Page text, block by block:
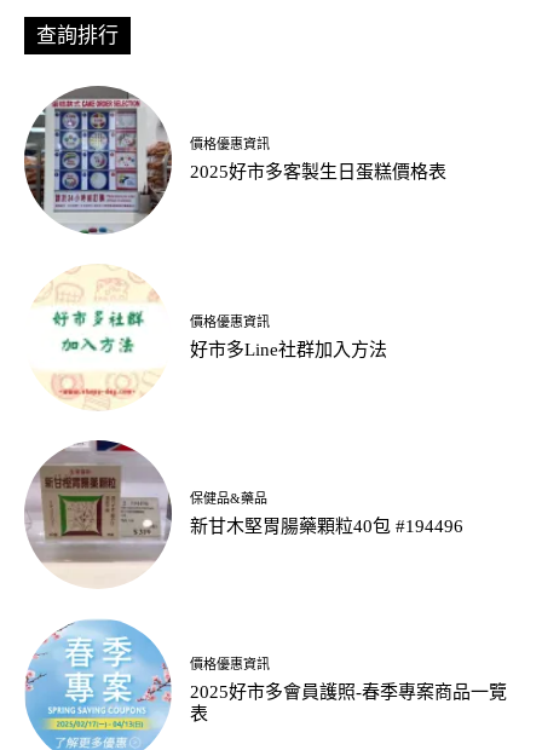
查詢排行
價格優惠資訊
2025好市多客製生日蛋糕價格表
價格優惠資訊
好市多Line社群加入方法
保健品&藥品
新甘木堅胃腸藥顆粒40包 #194496
價格優惠資訊
2025好市多會員護照-春季專案商品一覽
表